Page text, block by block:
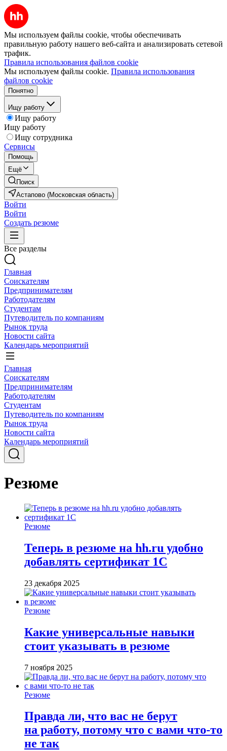
Мы используем файлы cookie, чтобы обеспечивать
правильную работу нашего веб-сайта и анализировать сетевой
трафик.
Правила использования файлов cookie
Мы используем файлы cookie. Правила использования
файлов cookie
Понятно
Ищу работу
Ищу работу
Ищу работу
Ищу сотрудника
Сервисы
Помощь
Ещё
Поиск
Астапово (Московская область)
Войти
Войти
Создать резюме
Все разделы
Главная
Соискателям
Предпринимателям
Работодателям
Студентам
Путеводитель по компаниям
Рынок труда
Новости сайта
Календарь мероприятий
Главная
Соискателям
Предпринимателям
Работодателям
Студентам
Путеводитель по компаниям
Рынок труда
Новости сайта
Календарь мероприятий
Резюме
Резюме
Теперь в резюме на hh.ru удобно
добавлять сертификат 1С
23 декабря 2025
Резюме
Какие универсальные навыки
стоит указывать в резюме
7 ноября 2025
Резюме
Правда ли, что вас не берут
на работу, потому что с вами что-то
не так